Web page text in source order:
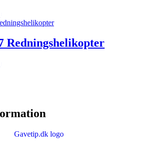
Redningshelikopter